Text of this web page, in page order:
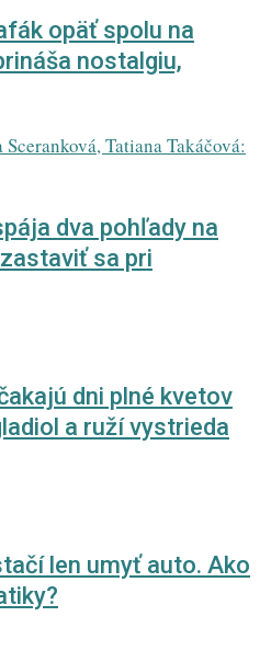
opäť spolu na
nostalgiu,
dva pohľady na
sa pri
dni plné kvetov
a ruží vystrieda
len umyť auto. Ako